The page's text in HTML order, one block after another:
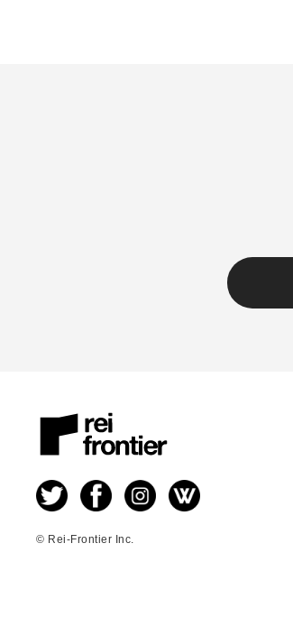
© Rei-Frontier Inc.